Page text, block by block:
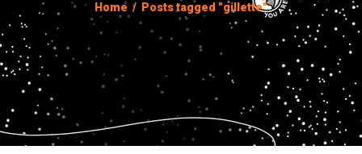
Home / Posts tagged "gillette"